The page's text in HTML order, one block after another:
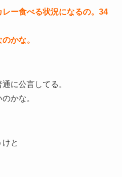
ー食べる状況になるの。34
かな。
に公言してる。
かな。
と